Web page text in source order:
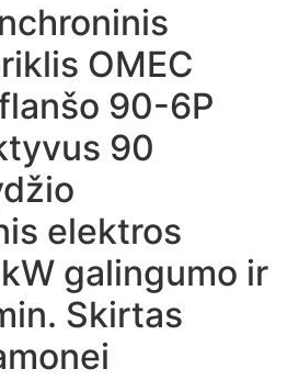
OMEC
90-6P
90
elektros
galingumo ir
Skirtas